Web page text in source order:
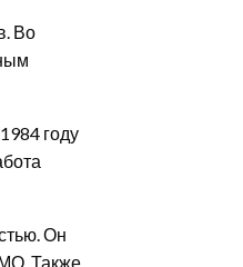
Во
году
Он
Также